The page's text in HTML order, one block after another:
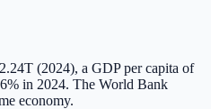
(2024), a GDP per capita of
in 2024. The World Bank
economy.